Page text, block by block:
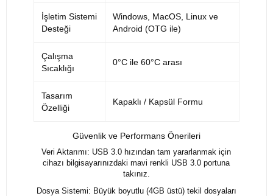
İşletim Sistemi
Desteği
Windows, MacOS, Linux ve
Android (OTG ile)
Çalışma
Sıcaklığı
0°C ile 60°C arası
Tasarım
Özelliği
Kapaklı / Kapsül Formu
Güvenlik ve Performans Önerileri
Veri Aktarımı: USB 3.0 hızından tam yararlanmak için
cihazı bilgisayarınızdaki mavi renkli USB 3.0 portuna
takınız.
Dosya Sistemi: Büyük boyutlu (4GB üstü) tekil dosyaları